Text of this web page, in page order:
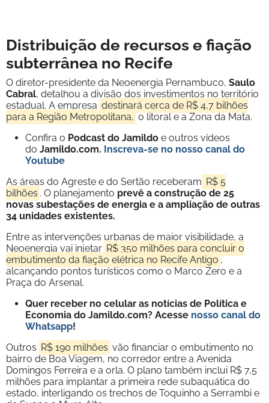
Distribuição de recursos e fiação
subterrânea no Recife
O diretor-presidente da Neoenergia Pernambuco, Saulo
Cabral, detalhou a divisão dos investimentos no território
estadual. A empresa destinará cerca de R$ 4,7 bilhões
para a Região Metropolitana, o litoral e a Zona da Mata.
Confira o Podcast do Jamildo e outros vídeos
do Jamildo.com. Inscreva-se no nosso canal do
Youtube
As áreas do Agreste e do Sertão receberam R$ 5
bilhões . O planejamento prevê a construção de 25
novas subestações de energia e a ampliação de outras
34 unidades existentes.
Entre as intervenções urbanas de maior visibilidade, a
Neoenergia vai injetar R$ 350 milhões para concluir o
embutimento da fiação elétrica no Recife Antigo ,
alcançando pontos turísticos como o Marco Zero e a
Praça do Arsenal.
Quer receber no celular as notícias de Política e
Economia do Jamildo.com? Acesse nosso canal do
Whatsapp!
Outros R$ 190 milhões vão financiar o embutimento no
bairro de Boa Viagem, no corredor entre a Avenida
Domingos Ferreira e a orla. O plano também inclui R$ 7,5
milhões para implantar a primeira rede subaquática do
estado, interligando os trechos de Toquinho a Serrambi e